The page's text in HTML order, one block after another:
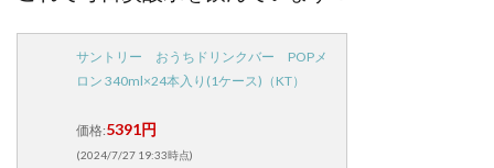
サントリー おうちドリンクバー POPメ
ロン 340ml×24本入り(1ケース)（KT）
価格:5391円
(2024/7/27 19:33時点)